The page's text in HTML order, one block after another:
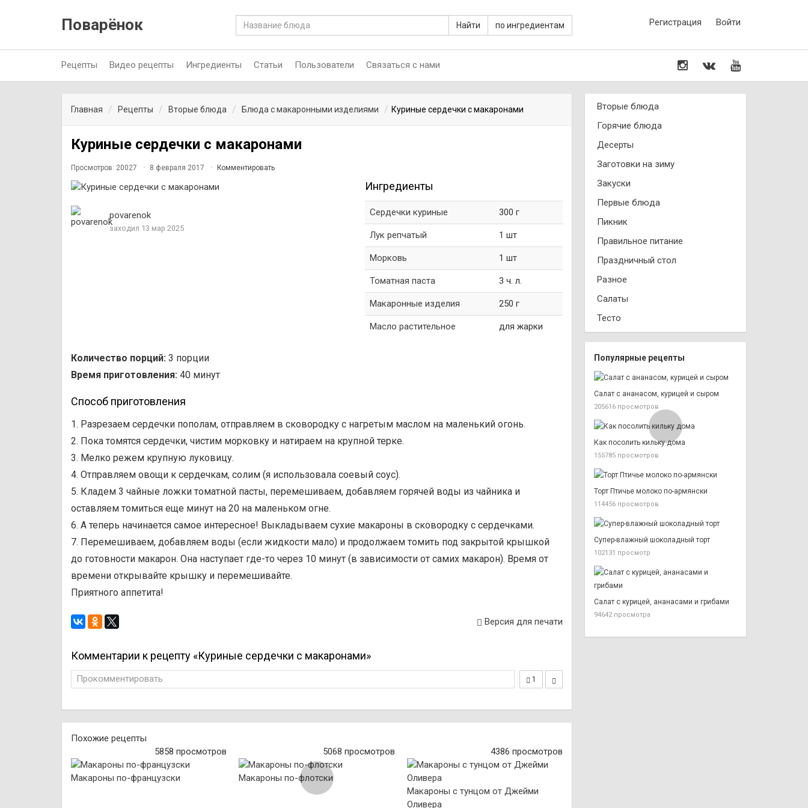
Поварёнок Найти по ингредиентам Регистрация Войти
Рецепты Видео рецепты Ингредиенты Статьи Пользователи Связаться с нами
Главная Рецепты Вторые блюда Блюда с макаронными изделиями Куриные сердечки с макаронами
Куриные сердечки с макаронами
Просмотров: 20027 8 февраля 2017 Комментировать
povarenok
заходил 13 мар 2025
Ингредиенты
Сердечки куриные 300 г
Лук репчатый 1 шт
Морковь 1 шт
Томатная паста 3 ч. л.
Макаронные изделия 250 г
Масло растительное для жарки
Количество порций: 3 порции
Время приготовления: 40 минут
Способ приготовления
1. Разрезаем сердечки пополам, отправляем в сковородку с нагретым маслом на маленький огонь.
2. Пока томятся сердечки, чистим морковку и натираем на крупной терке.
3. Мелко режем крупную луковицу.
4. Отправляем овощи к сердечкам, солим (я использовала соевый соус).
5. Кладем 3 чайные ложки томатной пасты, перемешиваем, добавляем горячей воды из чайника и
оставляем томиться еще минут на 20 на маленьком огне.
6. А теперь начинается самое интересное! Выкладываем сухие макароны в сковородку с сердечками.
7. Перемешиваем, добавляем воды (если жидкости мало) и продолжаем томить под закрытой крышкой
до готовности макарон. Она наступает где-то через 10 минут (в зависимости от самих макарон). Время от
времени открывайте крышку и перемешивайте.
Приятного аппетита!
Версия для печати
Комментарии к рецепту «Куриные сердечки с макаронами»
1
Прокомментировать
Похожие рецепты
5858 просмотров
Макароны по-французски
5068 просмотров
Макароны по-флотски
4386 просмотров
Макароны с тунцом от Джейми
Оливера
Вторые блюда
Горячие блюда
Десерты
Заготовки на зиму
Закуски
Первые блюда
Пикник
Правильное питание
Праздничный стол
Разное
Салаты
Тесто
Популярные рецепты
Салат с ананасом, курицей и сыром
205616 просмотров
Как посолить кильку дома
155785 просмотров
Торт Птичье молоко по-армянски
114456 просмотров
Супер-влажный шоколадный торт
102131 просмотр
Салат с курицей, ананасами и грибами
94642 просмотра